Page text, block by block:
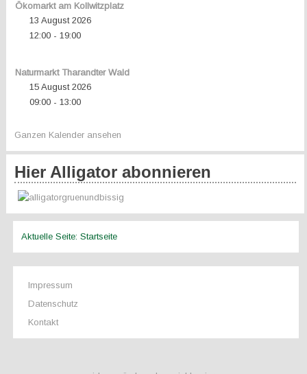
Ökomarkt am Kollwitzplatz
13 August 2026
12:00- 19:00
Naturmarkt Tharandter Wald
15 August 2026
09:00- 13:00
Ganzen Kalender ansehen
Hier Alligator abonnieren
Aktuelle Seite:Startseite
Impressum
Datenschutz
Kontakt